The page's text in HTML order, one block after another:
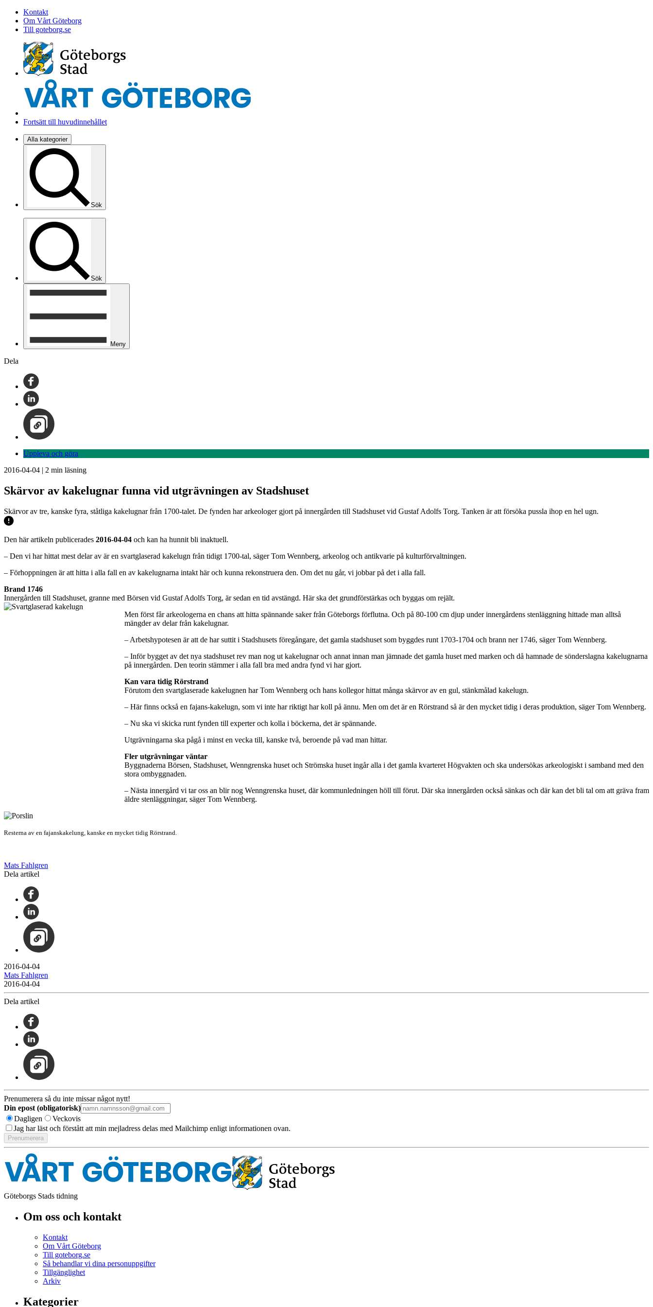
Kontakt
Om Vårt Göteborg
Till goteborg.se
Fortsätt till huvudinnehållet
Alla kategorier
Sök
Sök
Meny
Dela
Uppleva och göra
2016-04-04 | 2 min läsning
Skärvor av kakelugnar funna vid utgrävningen av Stadshuset
Skärvor av tre, kanske fyra, ståtliga kakelugnar från 1700-talet. De fynden har arkeologer gjort på innergården till Stadshuset vid Gustaf Adolfs Torg. Tanken är att försöka pussla ihop en hel ugn.
Den här artikeln publicerades 2016-04-04 och kan ha hunnit bli inaktuell.
– Den vi har hittat mest delar av är en svartglaserad kakelugn från tidigt 1700-tal, säger Tom Wennberg, arkeolog och antikvarie på kulturförvaltningen.
– Förhoppningen är att hitta i alla fall en av kakelugnarna intakt här och kunna rekonstruera den. Om det nu går, vi jobbar på det i alla fall.
Brand 1746
Innergården till Stadshuset, granne med Börsen vid Gustaf Adolfs Torg, är sedan en tid avstängd. Här ska det grundförstärkas och byggas om rejält.
Men först får arkeologerna en chans att hitta spännande saker från Göteborgs förflutna. Och på 80-100 cm djup under innergårdens stenläggning hittade man alltså
mängder av delar från kakelugnar.
– Arbetshypotesen är att de har suttit i Stadshusets föregångare, det gamla stadshuset som byggdes runt 1703-1704 och brann ner 1746, säger Tom Wennberg.
– Inför bygget av det nya stadshuset rev man nog ut kakelugnar och annat innan man jämnade det gamla huset med marken och då hamnade de sönderslagna kakelugnarna
på innergården. Den teorin stämmer i alla fall bra med andra fynd vi har gjort.
Kan vara tidig Rörstrand
Förutom den svartglaserade kakelugnen har Tom Wennberg och hans kollegor hittat många skärvor av en gul, stänkmålad kakelugn.
– Här finns också en fajans-kakelugn, som vi inte har riktigt har koll på ännu. Men om det är en Rörstrand så är den mycket tidig i deras produktion, säger Tom Wennberg.
– Nu ska vi skicka runt fynden till experter och kolla i böckerna, det är spännande.
Utgrävningarna ska pågå i minst en vecka till, kanske två, beroende på vad man hittar.
Fler utgrävningar väntar
Byggnaderna Börsen, Stadshuset, Wenngrenska huset och Strömska huset ingår alla i det gamla kvarteret Högvakten och ska undersökas arkeologiskt i samband med den
stora ombyggnaden.
– Nästa innergård vi tar oss an blir nog Wenngrenska huset, där kommunledningen höll till förut. Där ska innergården också sänkas och där kan det bli tal om att gräva fram
äldre stenläggningar, säger Tom Wennberg.
Resterna av en fajanskakelung, kanske en mycket tidig Rörstrand.
Mats Fahlgren
Dela artikel
2016-04-04
Mats Fahlgren
2016-04-04
Dela artikel
Prenumerera så du inte missar något nytt!
Din epost (obligatorisk)
Dagligen
Veckovis
Jag har läst och förstått att min mejladress delas med Mailchimp enligt informationen ovan.
Göteborgs Stads tidning
Om oss och kontakt
Kontakt
Om Vårt Göteborg
Till goteborg.se
Så behandlar vi dina personuppgifter
Tillgänglighet
Arkiv
Kategorier